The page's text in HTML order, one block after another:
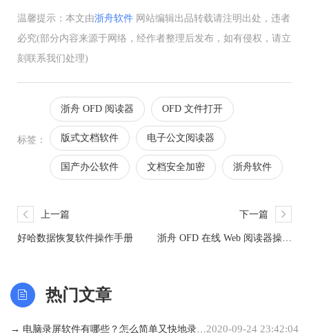
温馨提示：本文由浙舟软件 网站编辑出品转载请注明出处，违者
必究(部分内容来源于网络，经作者整理后发布，如有侵权，请立
刻联系我们处理)
标签：
浙舟 OFD 阅读器 OFD 文件打开
版式文档软件 电子公文阅读器
国产办公软件 文档安全加密 浙舟软件
上一篇
好哈数据恢复软件操作手册
下一篇
浙舟 OFD 在线 Web 阅读器操作
热门文章
→ 电脑录屏软件有哪些？怎么简单又快地录制 2020-09-24 23:42:04